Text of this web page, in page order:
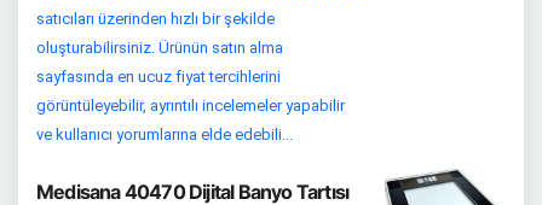
satıcıları üzerinden hızlı bir şekilde
oluşturabilirsiniz. Ürünün satın alma
sayfasında en ucuz fiyat tercihlerini
görüntüleyebilir, ayrıntılı incelemeler yapabilir
ve kullanıcı yorumlarına elde edebili...
Medisana 40470 Dijital Banyo Tartısı